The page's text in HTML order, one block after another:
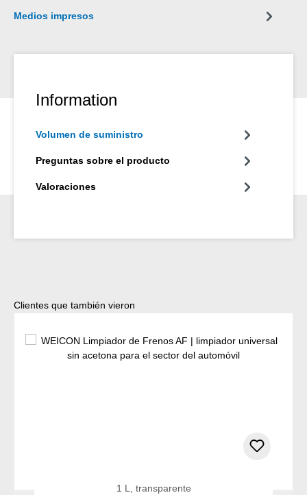
Medios impresos
Information
Volumen de suministro
Preguntas sobre el producto
Valoraciones
Omitir la galería de productos
Clientes que también vieron
1 L, transparente